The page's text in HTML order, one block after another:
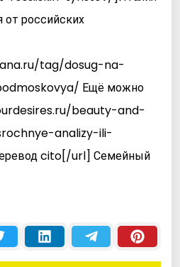
от российских
tag/dosug-na-
Ещё можно
beauty-and-
analizy-ili-
cito[/url] Семейный